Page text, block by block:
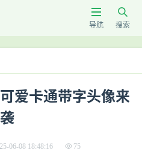

搜索

导航
爱卡通带字头像来
袭
06-08 18:48:16 75